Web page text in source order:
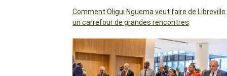
Comment Oligui Nguema veut faire de Libreville
un carrefour de grandes rencontres